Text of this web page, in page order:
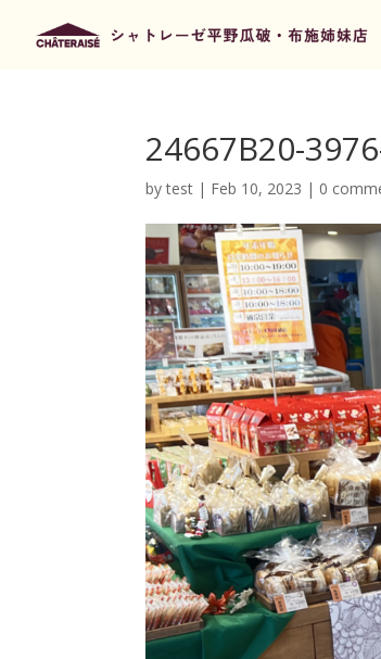
24667B20-
bytest | Feb 10, 2023 | 0